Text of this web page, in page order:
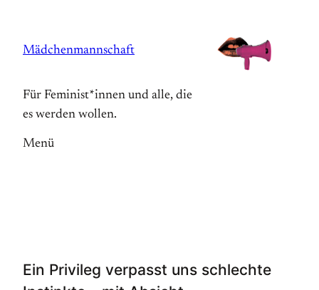
springen
Mädchenmannschaft
Für Feminist*innen und alle, die
es werden wollen.
Menü
Ein Privileg verpasst uns schlechte